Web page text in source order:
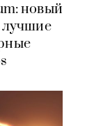
новый
лучшие